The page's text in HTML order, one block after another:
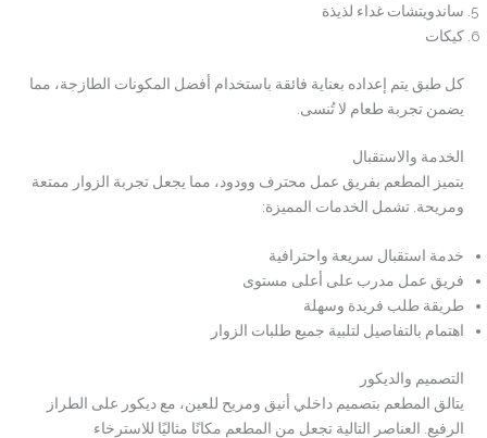
ساندويتشات غداء لذيذة
كيكات
كل طبق يتم إعداده بعناية فائقة باستخدام أفضل المكونات الطازجة، مما
يضمن تجربة طعام لا تُنسى.
الخدمة والاستقبال
يتميز المطعم بفريق عمل محترف وودود، مما يجعل تجربة الزوار ممتعة
ومريحة. تشمل الخدمات المميزة:
خدمة استقبال سريعة واحترافية
فريق عمل مدرب على أعلى مستوى
طريقة طلب فريدة وسهلة
اهتمام بالتفاصيل لتلبية جميع طلبات الزوار
التصميم والديكور
يتالق المطعم بتصميم داخلي أنيق ومريح للعين، مع ديكور على الطراز
الرفيع. العناصر التالية تجعل من المطعم مكانًا مثاليًا للاسترخاء